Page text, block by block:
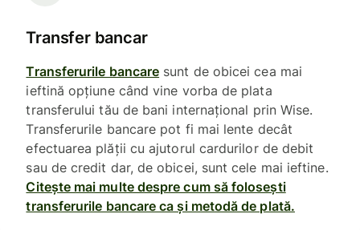
Transfer bancar
Transferurile bancare sunt de obicei cea mai
ieftină opțiune când vine vorba de plata
transferului tău de bani internațional prin Wise.
Transferurile bancare pot fi mai lente decât
efectuarea plății cu ajutorul cardurilor de debit
sau de credit dar, de obicei, sunt cele mai ieftine.
Citește mai multe despre cum să folosești
transferurile bancare ca și metodă de plată.